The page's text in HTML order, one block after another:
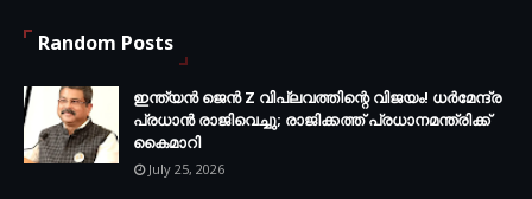
Random Posts
ഇന്ത്യൻ ജെൻ Z വിപ്ലവത്തിന്റെ വിജയം! ധർമേന്ദ്ര
പ്രധാൻ രാജിവെച്ചു; രാജിക്കത്ത് പ്രധാനമന്ത്രിക്ക്
കൈമാറി
July 25, 2026